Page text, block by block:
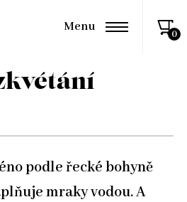
Menu
podle řecké bohyně
mraky vodou. A